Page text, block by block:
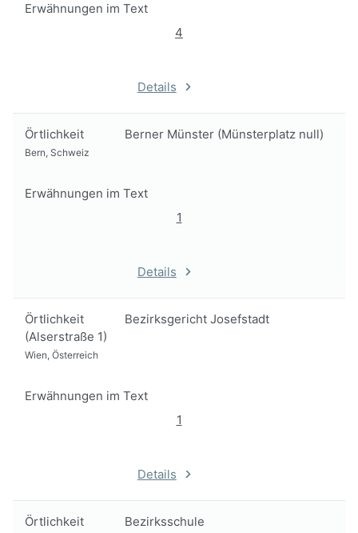
Erwähnungen im Text
4
Details
Örtlichkeit Berner Münster (Münsterplatz null)
Bern, Schweiz
Erwähnungen im Text
1
Details
Örtlichkeit
Bezirksgericht Josefstadt
(Alserstraße 1)
Wien, Österreich
Erwähnungen im Text
1
Details
Örtlichkeit Bezirksschule